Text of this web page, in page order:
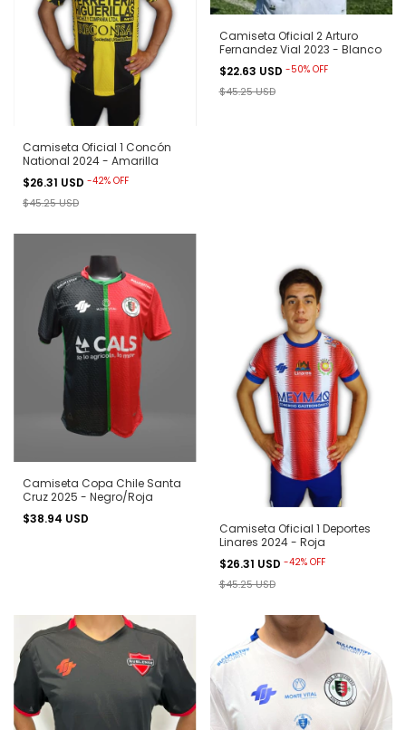
Camiseta Oficial 1 Concón
National 2024 - Amarilla
$26.31 USD -42% OFF
$45.25 USD
Camiseta Oficial 2 Arturo
Fernandez Vial 2023 - Blanco
$22.63 USD -50% OFF
$45.25 USD
Camiseta Copa Chile Santa
Cruz 2025 - Negro/Roja
$38.94 USD
Camiseta Oficial 1 Deportes
Linares 2024 - Roja
$26.31 USD -42% OFF
$45.25 USD